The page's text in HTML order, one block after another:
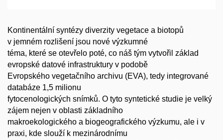
Kontinentální syntézy diverzity vegetace a biotopů
v jemném rozlišení jsou nové výzkumné
téma, které se otevřelo poté, co náš tým vytvořil základ
evropské datové infrastruktury v podobě
Evropského vegetačního archivu (EVA), tedy integrované
databáze 1,5 milionu
fytocenologických snímků. O tyto syntetické studie je velký
zájem nejen v oblasti základního
makroekologického a biogeografického výzkumu, ale i v
praxi, kde slouží k mezinárodnímu